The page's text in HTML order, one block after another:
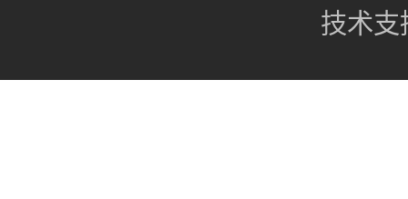
技术